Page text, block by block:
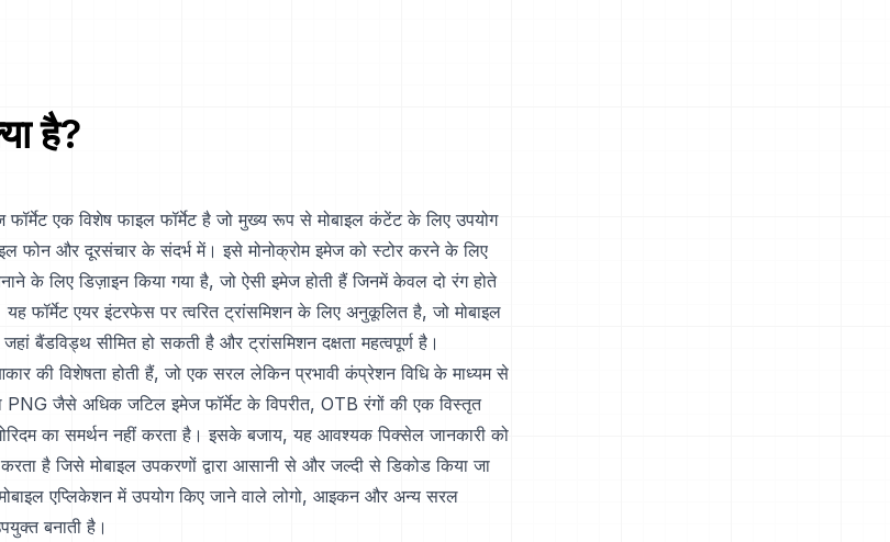
है?
एक विशेष फाइल फॉर्मेट है जो मुख्य रूप से मोबाइल कंटेंट के लिए उपयोग
फोन और दूरसंचार के संदर्भ में। इसे मोनोक्रोम इमेज को स्टोर करने के लिए
के लिए डिज़ाइन किया गया है, जो ऐसी इमेज होती हैं जिनमें केवल दो रंग होते
फॉर्मेट एयर इंटरफेस पर त्वरित ट्रांसमिशन के लिए अनुकूलित है, जो मोबाइल
बैंडविड्थ सीमित हो सकती है और ट्रांसमिशन दक्षता महत्वपूर्ण है।
की विशेषता होती हैं, जो एक सरल लेकिन प्रभावी कंप्रेशन विधि के माध्यम से
PNG जैसे अधिक जटिल इमेज फॉर्मेट के विपरीत, OTB रंगों की एक विस्तृत
का समर्थन नहीं करता है। इसके बजाय, यह आवश्यक पिक्सेल जानकारी को
है जिसे मोबाइल उपकरणों द्वारा आसानी से और जल्दी से डिकोड किया जा
एप्लिकेशन में उपयोग किए जाने वाले लोगो, आइकन और अन्य सरल
बनाती है।